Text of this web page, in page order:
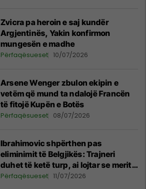
Zvicra pa heroin e saj kundër
Argjentinës, Yakin konfirmon
mungesën e madhe
Përfaqësueset 10/07/2026
Arsene Wenger zbulon ekipin e
vetëm që mund ta ndalojë Francën
të fitojë Kupën e Botës
Përfaqësueset 08/07/2026
Ibrahimovic shpërthen pas
eliminimit të Belgjikës: Trajneri
duhet të ketë turp, ai lojtar se meritoi
të luante
Përfaqësueset 11/07/2026